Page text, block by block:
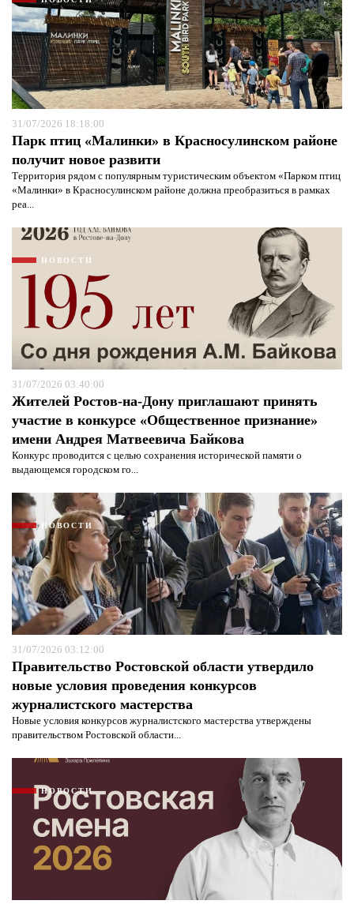
31/07/2026 18:18:00
Парк птиц «Малинки» в Красносулинском районе
получит новое развити
Территория рядом с популярным туристическим объектом «Парком птиц
«Малинки» в Красносулинском районе должна преобразиться в рамках
реа...
НОВОСТИ
31/07/2026 03:40:00
Жителей Ростов-на-Дону приглашают принять
участие в конкурсе «Общественное признание»
имени Андрея Матвеевича Байкова
Конкурс проводится с целью сохранения исторической памяти о
выдающемся городском го...
НОВОСТИ
31/07/2026 03:12:00
Правительство Ростовской области утвердило
новые условия проведения конкурсов
журналистского мастерства
Новые условия конкурсов журналистского мастерства утверждены
правительством Ростовской области...
НОВОСТИ
Я согласен сполитикой конфиденциальности и
защиты информации*
Я согласен сполитикой конфиденциальности и
защиты информации*